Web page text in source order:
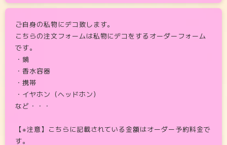
ご自身の私物にデコ致します。
こちらの注文フォームは私物にデコをするオーダーフォーム
です。
・鏡
・香水容器
・携帯
・イヤホン（ヘッドホン）
など・・・
【※注意】こちらに記載されている金額はオーダー予約料金で
す。